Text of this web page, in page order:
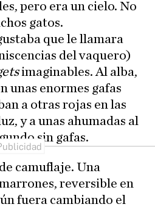
pero era un cielo. No
gatos.
que le llamara
del vaquero)
imaginables. Al alba,
unas enormes gafas
a otras rojas en las
y a unas ahumadas al
sin gafas.
camuflaje. Una
reversible en
fuera cambiando el